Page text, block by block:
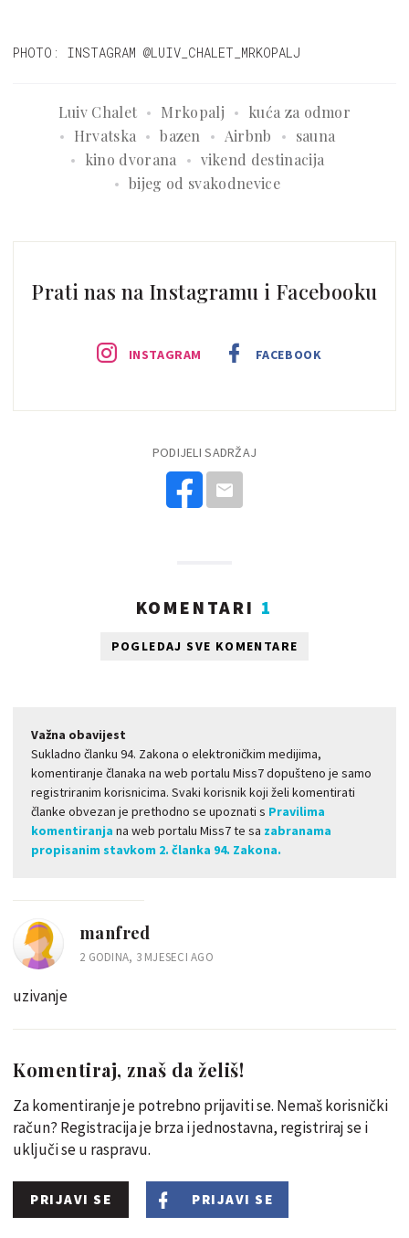
PHOTO: INSTAGRAM @LUIV_CHALET_MRKOPALJ
Luiv Chalet Mrkopalj
kuća za odmor
Hrvatska
bazen Airbnb
sauna
kino dvorana
vikend destinacija
bijeg od svakodnevice
Prati nas na Instagramu i Facebooku
INSTAGRAM FACEBOOK
PODIJELI SADRŽAJ
KOMENTARI 1
POGLEDAJ SVE KOMENTARE
Važna obavijest
Sukladno članku 94. Zakona o elektroničkim medijima,
komentiranje članaka na web portalu Miss7 dopušteno je samo
registriranim korisnicima. Svaki korisnik koji želi komentirati
članke obvezan je prethodno se upoznati s Pravilima
komentiranja na web portalu Miss7 te sa zabranama
propisanim stavkom 2. članka 94. Zakona.
manfred
2 GODINA, 3 MJESECI AGO
uzivanje
Komentiraj, znaš da želiš!
Za komentiranje je potrebno prijaviti se. Nemaš korisnički
račun? Registracija je brza i jednostavna, registriraj se i
uključi se u raspravu.
PRIJAVI SE PRIJAVI SE